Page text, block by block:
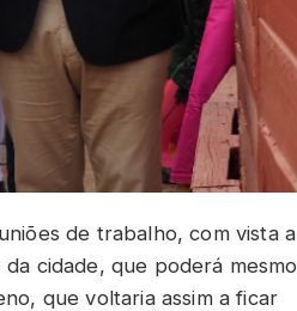
de trabalho, com vista a
cidade, que poderá mesmo
que voltaria assim a ficar